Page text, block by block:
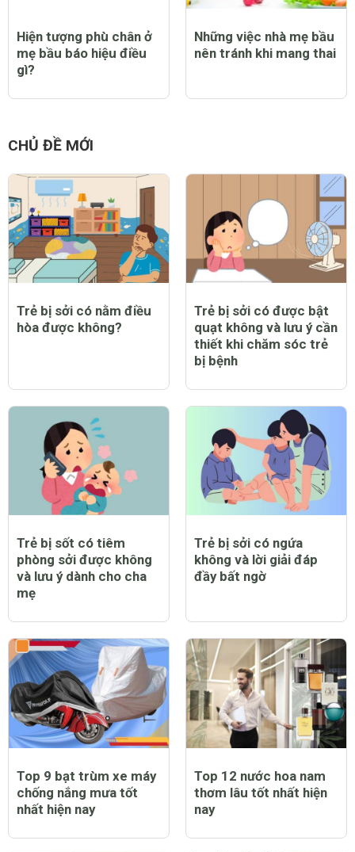
Hiện tượng phù chân ở
mẹ bầu báo hiệu điều
gì?
Những việc nhà mẹ bầu
nên tránh khi mang thai
CHỦ ĐỀ MỚI
Trẻ bị sởi có nằm điều
hòa được không?
Trẻ bị sởi có được bật
quạt không và lưu ý cần
thiết khi chăm sóc trẻ
bị bệnh
Trẻ bị sốt có tiêm
phòng sởi được không
và lưu ý dành cho cha
mẹ
Trẻ bị sởi có ngứa
không và lời giải đáp
đầy bất ngờ
Top 9 bạt trùm xe máy
chống nắng mưa tốt
nhất hiện nay
Top 12 nước hoa nam
thơm lâu tốt nhất hiện
nay